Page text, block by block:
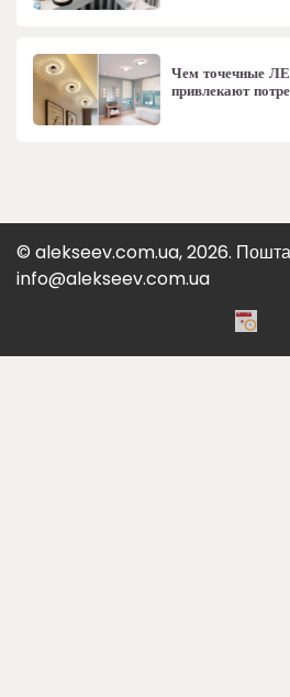
Чем точечные
привлекают
© alekseev.com.ua, 2026.
info@alekseev.com.ua